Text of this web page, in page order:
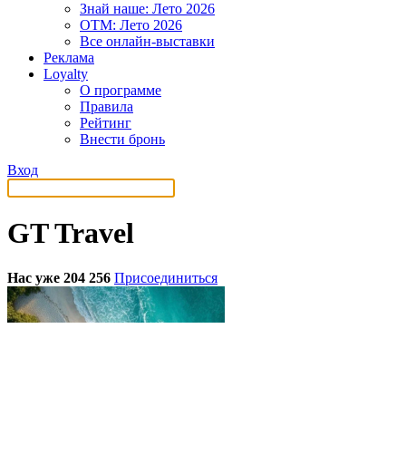
Знай наше: Лето 2026
OTM: Лето 2026
Все онлайн-выставки
Реклама
Loyalty
О программе
Правила
Рейтинг
Внести бронь
Вход
GT Travel
Нас уже 204 256 Присоединиться